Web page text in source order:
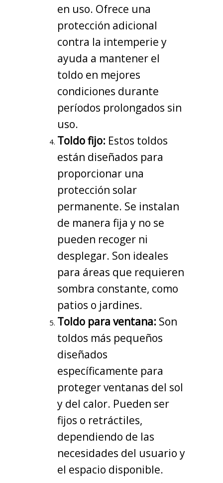
en uso. Ofrece una
protección adicional
contra la intemperie y
ayuda a mantener el
toldo en mejores
condiciones durante
períodos prolongados sin
uso.
Toldo fijo: Estos toldos
están diseñados para
proporcionar una
protección solar
permanente. Se instalan
de manera fija y no se
pueden recoger ni
desplegar. Son ideales
para áreas que requieren
sombra constante, como
patios o jardines.
Toldo para ventana: Son
toldos más pequeños
diseñados
específicamente para
proteger ventanas del sol
y del calor. Pueden ser
fijos o retráctiles,
dependiendo de las
necesidades del usuario y
el espacio disponible.